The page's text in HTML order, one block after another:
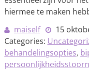
hiermee te maken
maiself
15
Categories:
behandelingsopties,